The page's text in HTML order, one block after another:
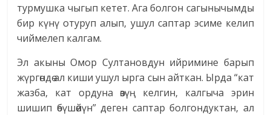
турмушка чыгып кетет. Ага болгон сагынычымды
бир күнү отуруп алып, ушул саптар эсиме келип
чиймелеп калгам.
Эл акыны Омор Султановдун ийримине барып
жүргөндө ал киши ушул ырга сын айткан. Ырда “кат
жазба, кат ордуна өзүң келгин, калгыча эрин
шишип өбүшөйүн” деген саптар болгондуктан, ал